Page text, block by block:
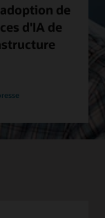
de
d'IA de